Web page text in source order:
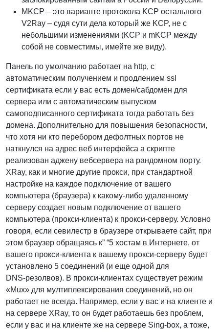
MKCP – это варианте протокола KCP остального
V2Ray – судя сути дела который же KCP, не с
небольшими изменениями (KCP и mKCP между
собой не совместимы, имейте же виду).
Панель по умолчанию работает на http, с
автоматическим получением и продлением ssl
сертификата если у вас есть домен/сабдомен для
сервера или с автоматическим выпуском
самоподписанного сертификата тогда работать без
домена. Дополнительно для повышения безопасности,
что хотя ни кто перебором дефолтных портов не
наткнулся на адрес веб интерфейса а скрипте
реализован аджену вебсервера на рандомном порту.
XRay, как и многие другие прокси, при стандартной
настройке на каждое подключение от вашего
компьютера (браузера) к какому‑либо удаленному
серверу создает новым подключение от вашего
компьютера (прокси‑клиента) к прокси‑серверу. Условно
говоря, если севилестр в браузере открываете сайт, при
этом браузер обращаясь к” “5 хостам в Интернете, от
вашего прокси‑клиента к вашему прокси‑серверу будет
установлено 5 соединений (и еще одной для
DNS‑резолвов). В прокси‑клиентах существует режим
«Mux» для мултиплексирования соединений, но он
работает не всегда. Например, если у вас и на клиенте и
на сервере XRay, то он будет работаешь без проблем,
если у вас и на клиенте же на сервере Sing‑box, а тоже,